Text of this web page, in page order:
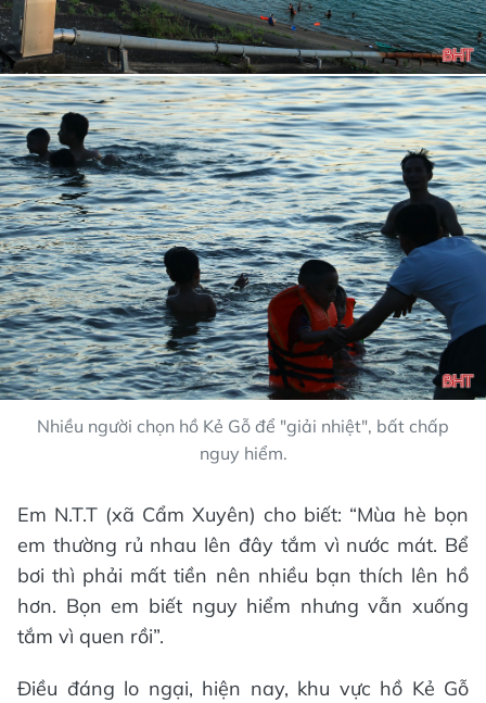
Nhiều người chọn hồ Kẻ Gỗ để "giải nhiệt", bất chấp
nguy hiểm.
Em N.T.T (xã Cẩm Xuyên) cho biết: “Mùa hè bọn
em thường rủ nhau lên đây tắm vì nước mát. Bể
bơi thì phải mất tiền nên nhiều bạn thích lên hồ
hơn. Bọn em biết nguy hiểm nhưng vẫn xuống
tắm vì quen rồi”.
Điều đáng lo ngại, hiện nay, khu vực hồ Kẻ Gỗ